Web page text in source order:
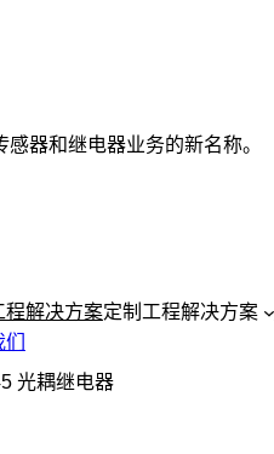
器和继电器业务的新名称。
程解决方案定制工程解决方案
光耦继电器